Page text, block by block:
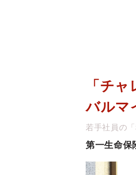
「チ
バルマ
若手社員の
第一生命保